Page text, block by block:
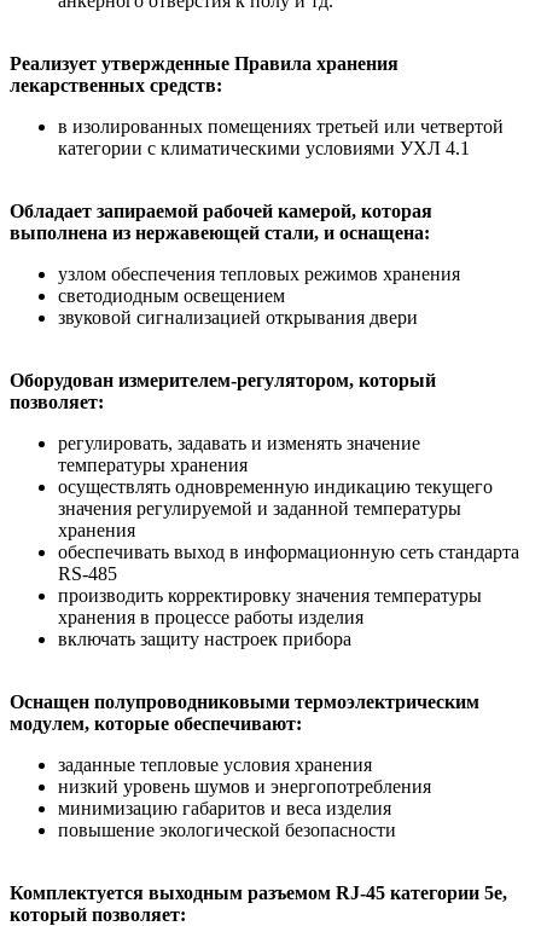
Реализует утвержденные Правила хранения
лекарственных средств:
в изолированных помещениях третьей или четвертой
категории с климатическими условиями УХЛ 4.1
Обладает запираемой рабочей камерой, которая
выполнена из нержавеющей стали, и оснащена:
узлом обеспечения тепловых режимов хранения
светодиодным освещением
звуковой сигнализацией открывания двери
Оборудован измерителем-регулятором, который
позволяет:
регулировать, задавать и изменять значение
температуры хранения
осуществлять одновременную индикацию текущего
значения регулируемой и заданной температуры
хранения
обеспечивать выход в информационную сеть стандарта
RS-485
производить корректировку значения температуры
хранения в процессе работы изделия
включать защиту настроек прибора
Оснащен полупроводниковыми термоэлектрическим
модулем, которые обеспечивают:
заданные тепловые условия хранения
низкий уровень шумов и энергопотребления
минимизацию габаритов и веса изделия
повышение экологической безопасности
Комплектуется выходным разъемом RJ-45 категории 5е,
который позволяет: